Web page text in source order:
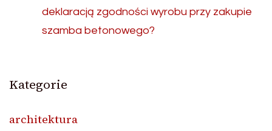
deklaracją zgodności wyrobu przy zakupie
szamba betonowego?
Kategorie
architektura